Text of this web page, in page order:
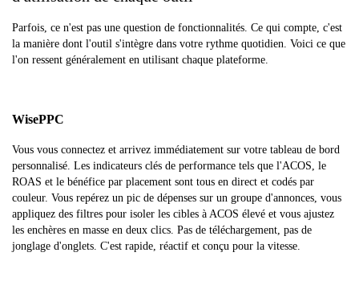
Parfois, ce n'est pas une question de fonctionnalités. Ce qui compte, c'est
la manière dont l'outil s'intègre dans votre rythme quotidien. Voici ce que
l'on ressent généralement en utilisant chaque plateforme.
WisePPC
Vous vous connectez et arrivez immédiatement sur votre tableau de bord
personnalisé. Les indicateurs clés de performance tels que l'ACOS, le
ROAS et le bénéfice par placement sont tous en direct et codés par
couleur. Vous repérez un pic de dépenses sur un groupe d'annonces, vous
appliquez des filtres pour isoler les cibles à ACOS élevé et vous ajustez
les enchères en masse en deux clics. Pas de téléchargement, pas de
jonglage d'onglets. C'est rapide, réactif et conçu pour la vitesse.